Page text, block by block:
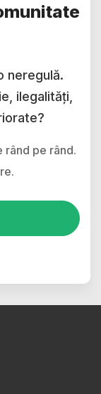
neregulă.
ilegalități,
rând pe rând.